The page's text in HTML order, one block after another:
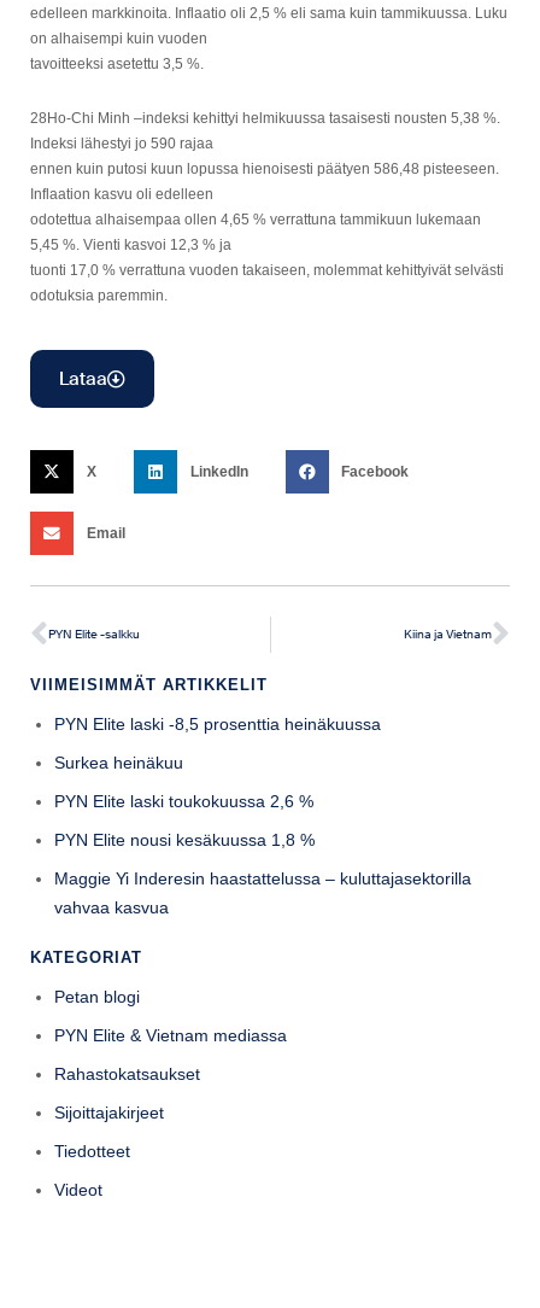
edelleen markkinoita. Inflaatio oli 2,5 % eli sama kuin tammikuussa. Luku
on alhaisempi kuin vuoden
tavoitteeksi asetettu 3,5 %.
28Ho-Chi Minh –indeksi kehittyi helmikuussa tasaisesti nousten 5,38 %.
Indeksi lähestyi jo 590 rajaa
ennen kuin putosi kuun lopussa hienoisesti päätyen 586,48 pisteeseen.
Inflaation kasvu oli edelleen
odotettua alhaisempaa ollen 4,65 % verrattuna tammikuun lukemaan
5,45 %. Vienti kasvoi 12,3 % ja
tuonti 17,0 % verrattuna vuoden takaiseen, molemmat kehittyivät selvästi
odotuksia paremmin.
Lataa
X LinkedIn Facebook
Email
PYN Elite -salkku Kiina ja Vietnam
VIIMEISIMMÄT ARTIKKELIT
PYN Elite laski -8,5 prosenttia heinäkuussa
Surkea heinäkuu
PYN Elite laski toukokuussa 2,6 %
PYN Elite nousi kesäkuussa 1,8 %
Maggie Yi Inderesin haastattelussa – kuluttajasektorilla
vahvaa kasvua
KATEGORIAT
Petan blogi
PYN Elite & Vietnam mediassa
Rahastokatsaukset
Sijoittajakirjeet
Tiedotteet
Videot